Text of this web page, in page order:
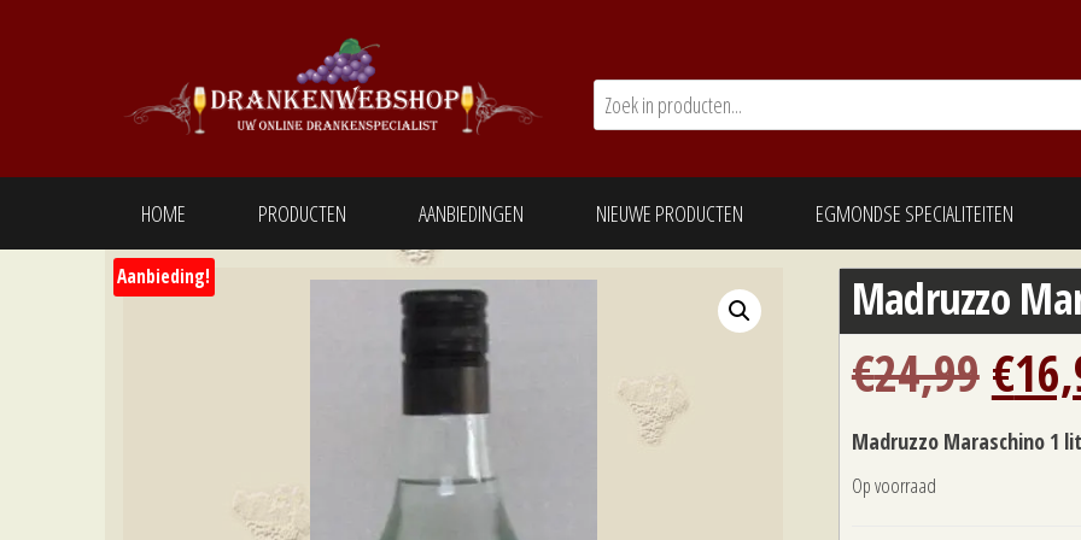
Drankenspecialist
HOME PRODUCTEN AANBIEDINGEN NIEUWE PRODUCTEN EGMONDSE SPECIALITEITEN
Aanbieding! Madruzzo
€24,99
prijs
€
Madruzzo Maraschino 1
Op voorraad